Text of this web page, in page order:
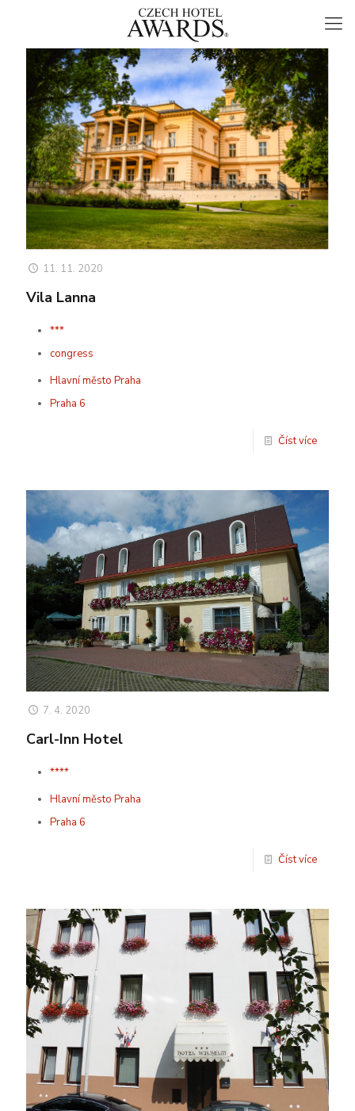
11. 11. 2020
Vila Lanna
***
congress
Hlavní město Praha
Praha 6
Číst více
7. 4. 2020
Carl-Inn Hotel
****
Hlavní město Praha
Praha 6
Číst více